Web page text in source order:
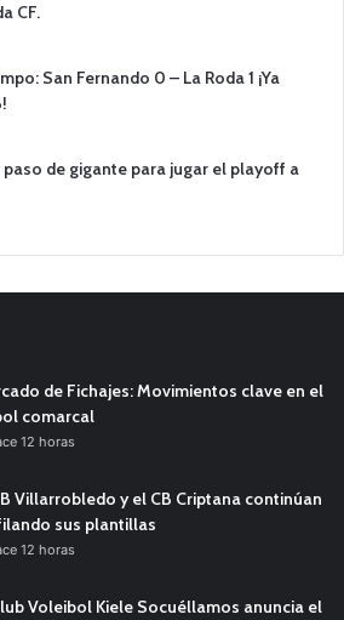
CF.
San Fernando 0 – La Roda 1 ¡Ya
paso de gigante para jugar el playoff a
de Fichajes: Movimientos clave en el
comarcal
12 horas
Villarrobledo y el CB Criptana continúan
sus plantillas
12 horas
Voleibol Kiele Socuéllamos anuncia el